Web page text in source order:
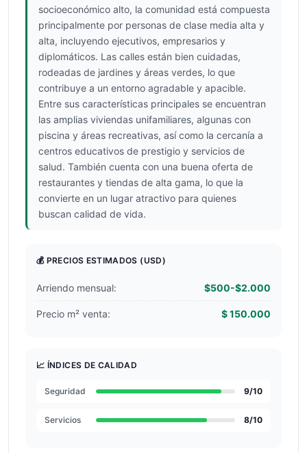
socioeconómico alto, la comunidad está compuesta
principalmente por personas de clase media alta y
alta, incluyendo ejecutivos, empresarios y
diplomáticos. Las calles están bien cuidadas,
rodeadas de jardines y áreas verdes, lo que
contribuye a un entorno agradable y apacible.
Entre sus características principales se encuentran
las amplias viviendas unifamiliares, algunas con
piscina y áreas recreativas, así como la cercanía a
centros educativos de prestigio y servicios de
salud. También cuenta con una buena oferta de
restaurantes y tiendas de alta gama, lo que la
convierte en un lugar atractivo para quienes
buscan calidad de vida.
💰 PRECIOS ESTIMADOS (USD)
Arriendo mensual: $500-$2.000
Precio m² venta: $ 150.000
📈 ÍNDICES DE CALIDAD
Seguridad 9/10
Servicios 8/10